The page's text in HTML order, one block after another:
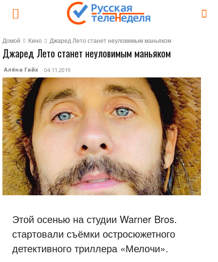
Домой Кино Джаред Лето станет неуловимым маньяком
Джаред Лето станет неуловимым маньяком
Алёна Гайх 04.11.2019
Этой осенью на студии Warner Bros.
стартовали съёмки остросюжетного
детективного триллера «Мелочи».